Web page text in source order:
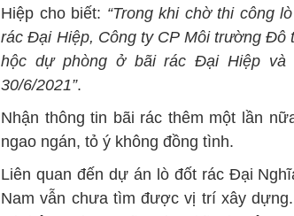
Hiệp cho biết: “Trong khi chờ thi công
rác Đại Hiệp, Công ty CP Môi trường Đô
hộc dự phòng ở bãi rác Đại Hiệp
30/6/2021”.
Nhận thông tin bãi rác thêm một lần
ngao ngán, tỏ ý không đồng tình.
Liên quan đến dự án lò đốt rác Đại
Nam vẫn chưa tìm được vị trí xây